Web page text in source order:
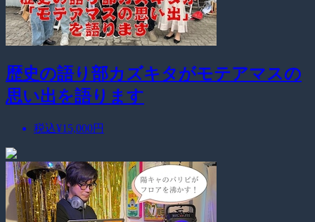
歴史の語り部カズキタがモテアマスの
思い出を語ります
税込¥15,000円